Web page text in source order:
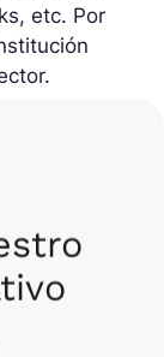
etc. Por
de un